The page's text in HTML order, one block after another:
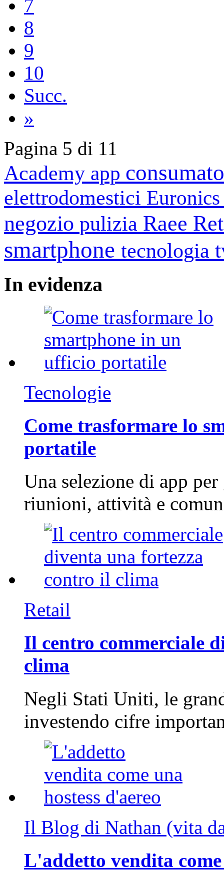
7
8
9
10
Succ.
»
Pagina 5 di 11
Academy app
elettrodomestici
negozio pulizia Raee
smartphone tecnologia
In evidenza
Tecnologie
Come trasformare lo
portatile
Una selezione di app
riunioni, attività e
Retail
Il centro commerciale
clima
Negli Stati Uniti, le
investendo cifre
Il Blog di Nathan (vita
L'addetto vendita